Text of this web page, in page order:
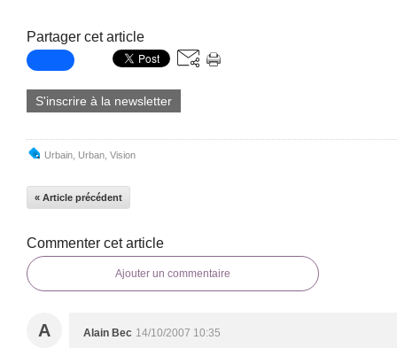
Partager cet article
S'inscrire à la newsletter
Urbain Urban Vision
« Article précédent
Commenter cet article
Ajouter un commentaire
A Alain Bec 14/10/2007 10:35